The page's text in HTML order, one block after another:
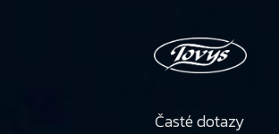
Časté dotazy